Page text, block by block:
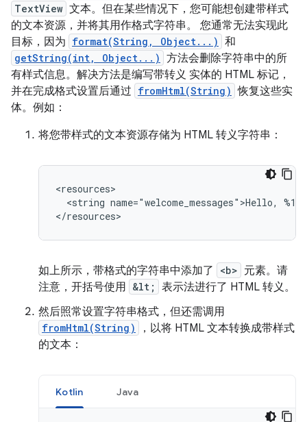
TextView 文本。但在某些情况下，您可能想创建带样式
的文本资源，并将其用作格式字符串。 您通常无法实现此
目标，因为 format(String, Object...) 和
getString(int, Object...) 方法会删除字符串中的所
有样式信息。解决方法是编写带转义 实体的 HTML 标记，
并在完成格式设置后通过 fromHtml(String) 恢复这些实
体。例如：
将您带样式的文本资源存储为 HTML 转义字符串：
<string name="welcome_messages">Hello,
</resources>
如上所示，带格式的字符串中添加了 <b> 元素。请
注意，开括号使用 &lt;
表示法进行了 HTML 转义。
然后照常设置字符串格式，但还需调用
fromHtml(String)
，以将 HTML 文本转换成带样式
的文本：
Kotlin Java